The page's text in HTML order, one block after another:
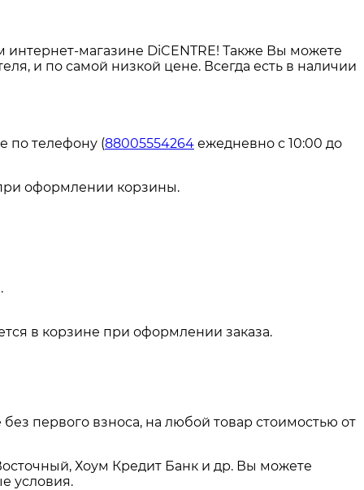
магазине DiCENTRE! Также Вы можете
и по самой низкой цене. Всегда есть в наличии
по телефону (88005554264 ежедневно с 10:00 до
оформлении корзины.
в корзине при оформлении заказа.
первого взноса, на любой товар стоимостью от
Хоум Кредит Банк и др. Вы можете
условия.